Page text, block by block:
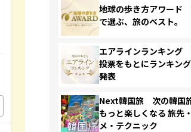
地球の歩き方アワード
で選ぶ、旅のベスト。
エアラインランキング
投票をもとにランキン
発表
Next韓国旅 次の韓国
もっと楽しくなる 旅先
メ・テクニック